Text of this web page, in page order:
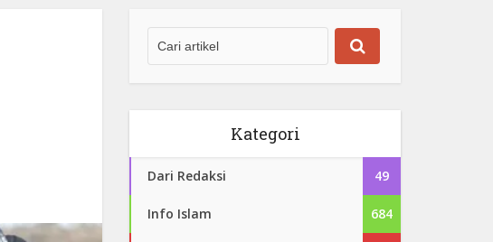
Kategori
Dari Redaksi 49
Info Islam 684